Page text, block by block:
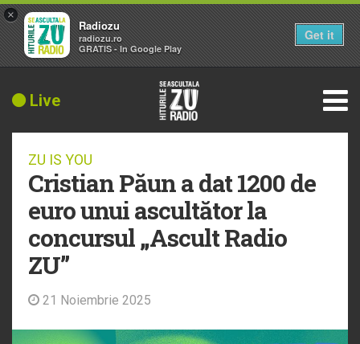
Live
ZU IS YOU
Cristian Păun a dat 1200 de
euro unui ascultător la
concursul „Ascult Radio
ZU”
21 Noiembrie 2025
×
Radiozu
radiozu.ro
GRATIS - In Google Play
Get it